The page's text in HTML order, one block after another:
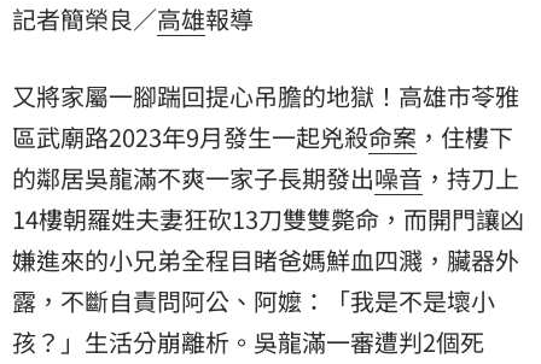
是不是壞小孩？」生活分崩離析。吳龍滿一審遭判2個死
「精神鑑定」，將全案撤銷，發回更審。值得注意的
是，其辯護律師曾在庭審時主張，「吳龍滿當時沒殺2名
幼童，應有悲憫之心」，盼藉此作為量刑參考，引發眾
怒。
記者簡榮良／高雄報導
又將家屬一腳踹回提心吊膽的地獄！高雄市苓雅
區武廟路2023年9月發生一起兇殺命案 ，住樓下
的鄰居吳龍滿不爽一家子長期發出噪音 ，持刀上
14樓朝羅姓夫妻狂砍13刀雙雙斃命，而開門讓凶
嫌進來的小兄弟全程目睹爸媽鮮血四濺，臟器外
露，不斷自責問阿公、阿嬤：「我是不是壞小
孩？」生活分崩離析。吳龍滿一審遭判2個死